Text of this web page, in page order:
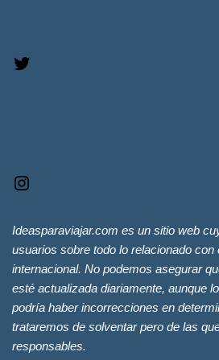
Ideasparaviajar.com es un sitio web
usuarios sobre todo lo relacionado con
internacional. No podemos asegurar
esté actualizada diariamente, aunque
podría haber incorrecciones en
trataremos de solventar pero de las
responsables.